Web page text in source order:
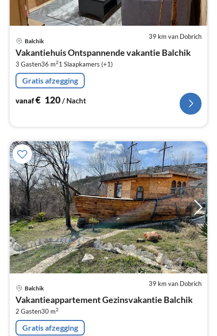
39 km van Dobrich
Balchik
Vakantiehuis Ontspannende vakantie Balchik
3 Gasten36 m21 Slaapkamers (+1)
Gratis afzegging
vanaf€ 120/ Nacht
39 km van Dobrich
Balchik
Vakantieappartement Gezinsvakantie Balchik
2 Gasten30 m2
Gratis afzegging